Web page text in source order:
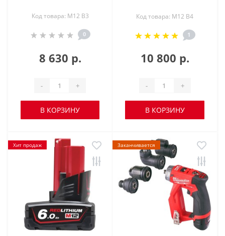
Код товара: M12 B3
0
8 630 р.
- +
В КОРЗИНУ
Код товара: M12 B4
1
10 800 р.
- +
В КОРЗИНУ
Хит продаж Заканчивается